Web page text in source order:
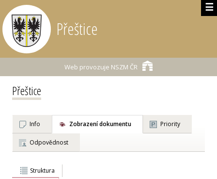
☰
Přeštice
Web provozuje NSZM ČR
Přeštice
Info Zobrazení dokumentu Priority
Odpovědnost
Struktura